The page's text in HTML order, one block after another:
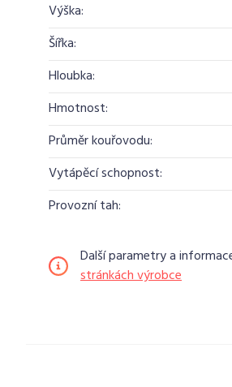
Výška:
Šířka:
Hloubka:
Hmotnost:
Průměr kouřovodu:
Vytápěcí schopnost:
Provozní tah:
Další parametry a
stránkách výrobce